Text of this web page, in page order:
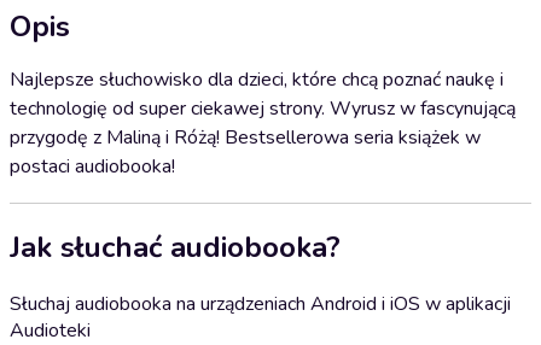
Opis
Najlepsze słuchowisko dla dzieci, które chcą poznać naukę i
technologię od super ciekawej strony. Wyrusz w fascynującą
przygodę z Maliną i Różą! Bestsellerowa seria książek w
postaci audiobooka!
Jak słuchać audiobooka?
Słuchaj audiobooka na urządzeniach Android i iOS w aplikacji
Audioteki